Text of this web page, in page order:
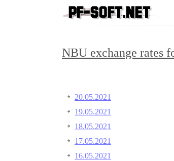
NBU exchange rates
20.05.2021
19.05.2021
18.05.2021
17.05.2021
16.05.2021